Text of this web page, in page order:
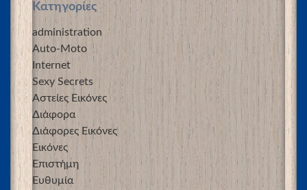
Kατηγορίες
administration
Auto-Moto
Internet
Sexy Secrets
Αστείες Εικόνες
Διάφορα
Διάφορες Εικόνες
Εικόνες
Επιστήμη
Ευθυμία